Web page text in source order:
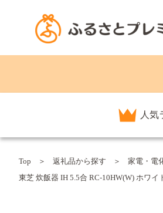
人気
Top 返礼品から探す 家電・電
東芝 炊飯器 IH 5.5合 RC-10HW(W) ホワ